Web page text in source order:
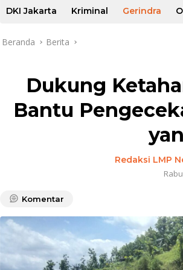
DKI Jakarta Kriminal Gerindra
Beranda Berita
Dukung
Bantu
Redaksi LMP
Komentar